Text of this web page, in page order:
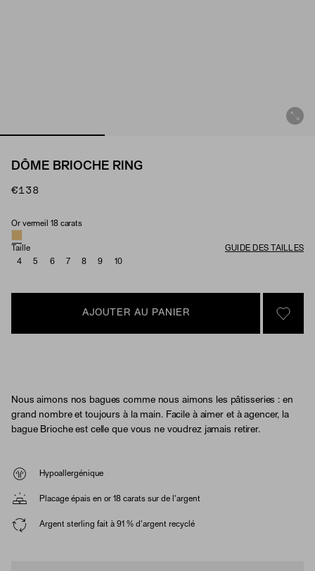
DÔME BRIOCHE RING
€138
Matériau
Or vermeil 18 carats
Taille
GUIDE DES TAILLES
4
5 6 7 8 9 10
AJOUTER AU PANIER
SIGN
Nous aimons nos bagues comme nous aimons les pâtisseries : en
grand nombre et toujours à la main. Facile à aimer et à agencer, la
bague Brioche est celle que vous ne voudrez jamais retirer.
Hypoallergénique
Placage épais en or 18 carats sur de l'argent
Argent sterling fait à 91 % d'argent recyclé